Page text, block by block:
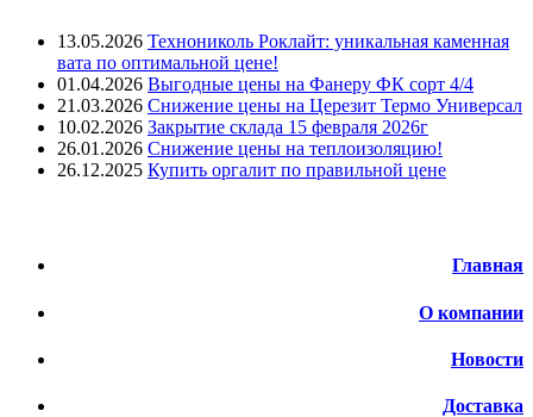
13.05.2026 Технониколь Роклайт: уникальная каменная
вата по оптимальной цене!
01.04.2026 Выгодные цены на Фанеру ФК сорт 4/4
21.03.2026 Снижение цены на Церезит Термо Универсал
10.02.2026 Закрытие склада 15 февраля 2026г
26.01.2026 Снижение цены на теплоизоляцию!
26.12.2025 Купить оргалит по правильной цене
Главная
О компании
Новости
Доставка